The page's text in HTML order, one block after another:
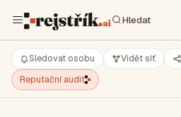
Sledovat osobu Vidět síť
Reputační audit